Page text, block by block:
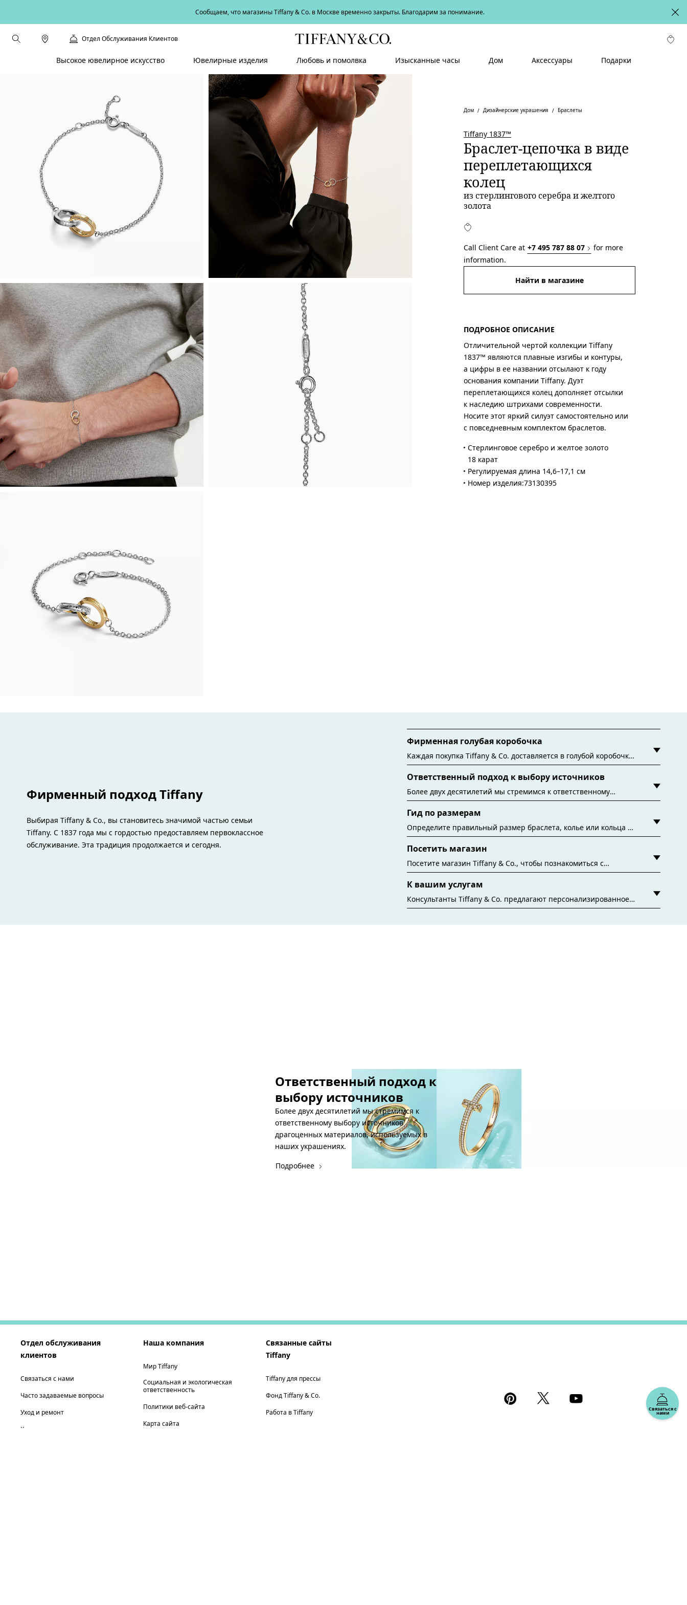
Сообщаем, что магазины Tiffany & Co. в Москве временно закрыты. Благодарим за понимание.
Отдел Обслуживания Клиентов
Высокое ювелирное искусство Ювелирные изделия Любовь и помолвка Изысканные часы Дом Аксессуары Подарки
Дом Дизайнерские украшения Браслеты
Tiffany 1837™
Браслет-цепочка в виде
переплетающихся
колец
из стерлингового серебра и желтого
золота
Call Client Care at +7 495 787 88 07
for more
information.
Найти в магазине
ПОДРОБНОЕ ОПИСАНИЕ
Отличительной чертой коллекции Tiffany
1837™ являются плавные изгибы и контуры,
а цифры в ее названии отсылают к году
основания компании Tiffany. Дуэт
переплетающихся колец дополняет отсылки
к наследию штрихами современности.
Носите этот яркий силуэт самостоятельно или
с повседневным комплектом браслетов.
Стерлинговое серебро и желтое золото
18 карат
Регулируемая длина 14,6–17,1 см
Номер изделия:73130395
Фирменный подход Tiffany
Выбирая Tiffany & Co., вы становитесь значимой частью семьи
Tiffany. С 1837 года мы с гордостью предоставляем первоклассное
обслуживание. Эта традиция продолжается и сегодня.
Фирменная голубая коробочка
Каждая покупка Tiffany & Co. доставляется в голубой коробочке
Tiffany. Хотя эта знаменитая упаковка уходит корнями в
1886 год, сегодня все фирменные голубые коробочки и пакеты
изготавливаются из бумаги из экологичных источников и
переработанных матер
Ответственный подход к выбору источников
Более двух десятилетий мы стремимся к ответственному
выбору источников драгоценных материалов, используемых в
наших украшениях. Подробнее
Гид по размерам
Определите правильный размер браслета, колье или кольца с
помощью гида по размерам Tiffany & Co.
{windo
Посетить магазин
Посетите магазин Tiffany & Co., чтобы познакомиться с
новинками, культовыми коллекциями и не только. Найдите
ближайший к вам магазин
К вашим услугам
Консультанты Tiffany & Co. предлагают персонализированное
обслуживание с учетом всех ваших потребностей. Мы всегда
Ответственный подход к
выбору источников
Более двух десятилетий мы стремимся к
ответственному выбору источников
драгоценных материалов, используемых в
наших украшениях.
Подробнее
Связаться с
нами
Отдел обслуживания
клиентов
Связаться с нами
Часто задаваемые вопросы
Уход и ремонт
Каталоги
Наша компания
Мир Tiffany
Социальная и экологическая
ответственность
Политики веб-сайта
Карта сайта
Связанные сайты
Tiffany
Tiffany для прессы
Фонд Tiffany & Co.
Работа в Tiffany